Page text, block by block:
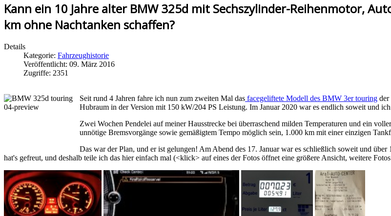
Kann ein 10 Jahre alter BMW 325d mit Sechszylinder-Reihenmotor,
km ohne Nachtanken schaffen?
Details
Kategorie: Fahrzeughistorie
Veröffentlicht: 09. März 2016
Zugriffe: 2351
Seit rund 4 Jahren fahre ich nun zum zweiten Mal das facegeliftete Modell des BMW 3er touring der
Hubraum in der Version mit 150 kW/204 PS Leistung. Im Januar 2020 war es endlich soweit und
Zwei Wochen Pendelei auf meiner Hausstrecke bei überraschend milden Temperaturen und ein
unnötige Bremsvorgänge sowie gemäßigtem Tempo möglich sein, 1.000 km mit einer einzigen
Das war der Plan, und er ist gelungen! Am Abend des 17. Januar war es schließlich soweit und
hat's gefreut, und deshalb teile ich das hier einfach mal (<klick> auf eines der Fotos öffnet eine größere Ansicht, weitere